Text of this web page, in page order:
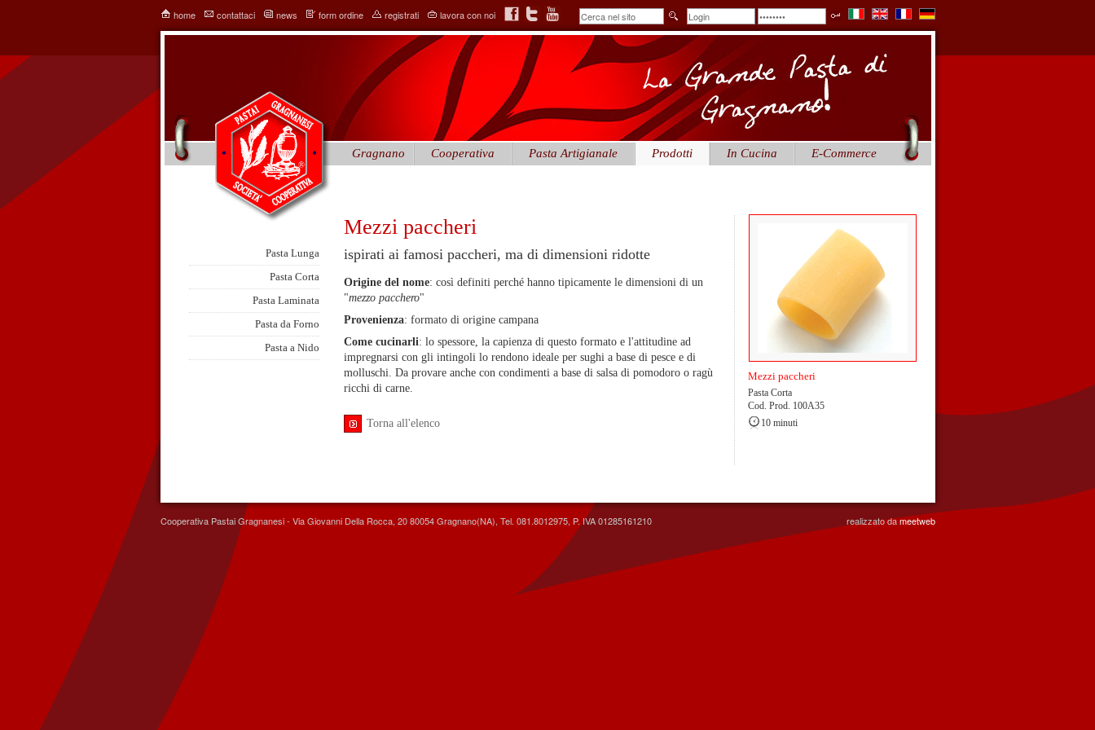
home contattaci news form ordine registrati lavora con noi
Gragnano Cooperativa Pasta Artigianale Prodotti In Cucina E-Commerce
Pasta Lunga
Pasta Corta
Pasta Laminata
Pasta da Forno
Pasta a Nido
Mezzi paccheri
ispirati ai famosi paccheri, ma di dimensioni ridotte
Origine del nome: così definiti perché hanno tipicamente le dimensioni di un
"mezzo pacchero"
Provenienza: formato di origine campana
Come cucinarli: lo spessore, la capienza di questo formato e l'attitudine ad
impregnarsi con gli intingoli lo rendono ideale per sughi a base di pesce e di
molluschi. Da provare anche con condimenti a base di salsa di pomodoro o ragù
ricchi di carne.
Torna all'elenco
Mezzi paccheri
Pasta Corta
Cod. Prod. 100A35
10 minuti
Cooperativa Pastai Gragnanesi - Via Giovanni Della Rocca, 20 80054 Gragnano(NA), Tel. 081.8012975, P. IVA 01285161210 realizzato dameetweb